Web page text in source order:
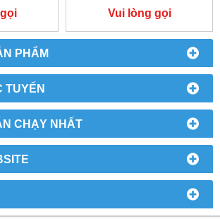
PHẨM
TUYẾN
CHẠY NHẤT
Vui lòng gọi